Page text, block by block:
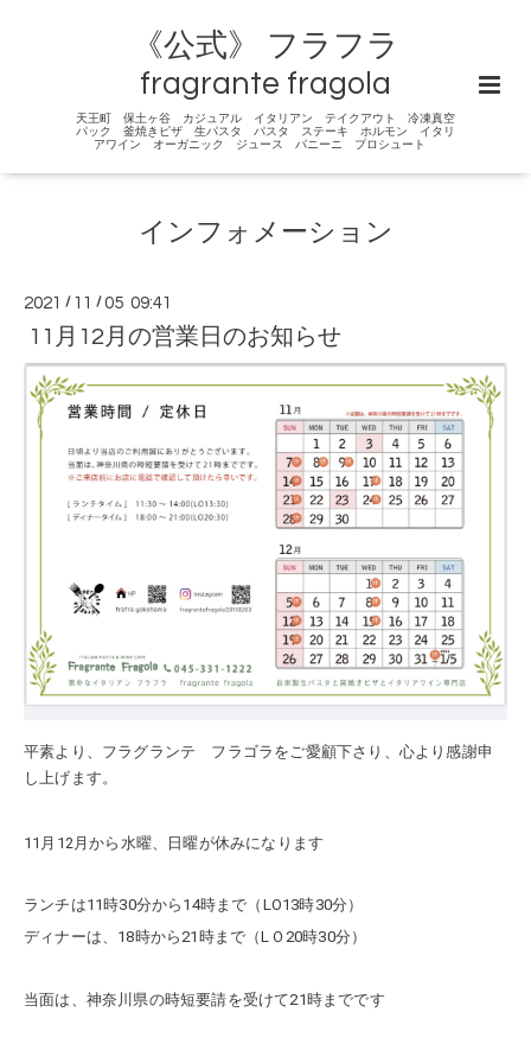
《公式》 フラフラ
fragrante fragola
天王町 保土ヶ谷 カジュアル イタリアン テイクアウト 冷凍真空
パック 釜焼きピザ 生パスタ パスタ ステーキ ホルモン イタリ
アワイン オーガニック ジュース パニーニ プロシュート
インフォメーション
2021 / 11 /05 09:41
11月12月の営業日のお知らせ
平素より、フラグランテ フラゴラをご愛顧下さり、心より感謝申
し上げます。
11月12月から水曜、日曜が休みになります
ランチは11時30分から14時まで（LO13時30分）
ディナーは、 18時から21時まで（LＯ20時30分）
当面は、神奈川県の時短要請を受けて21時までです